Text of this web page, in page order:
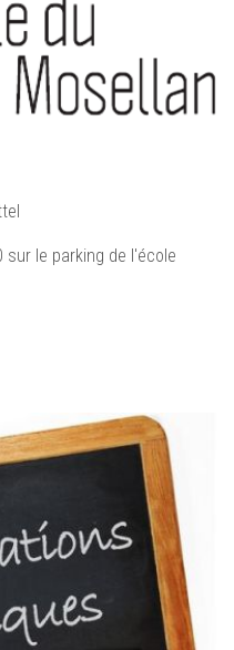
sur le parking de l'école